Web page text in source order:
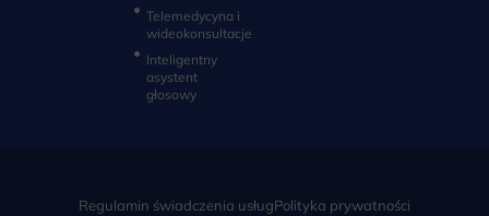
Telemedycyna i
wideokonsultacje‎
Inteligentny
asystent
głosowy
Regulamin świadczenia usługPolityka prywatności